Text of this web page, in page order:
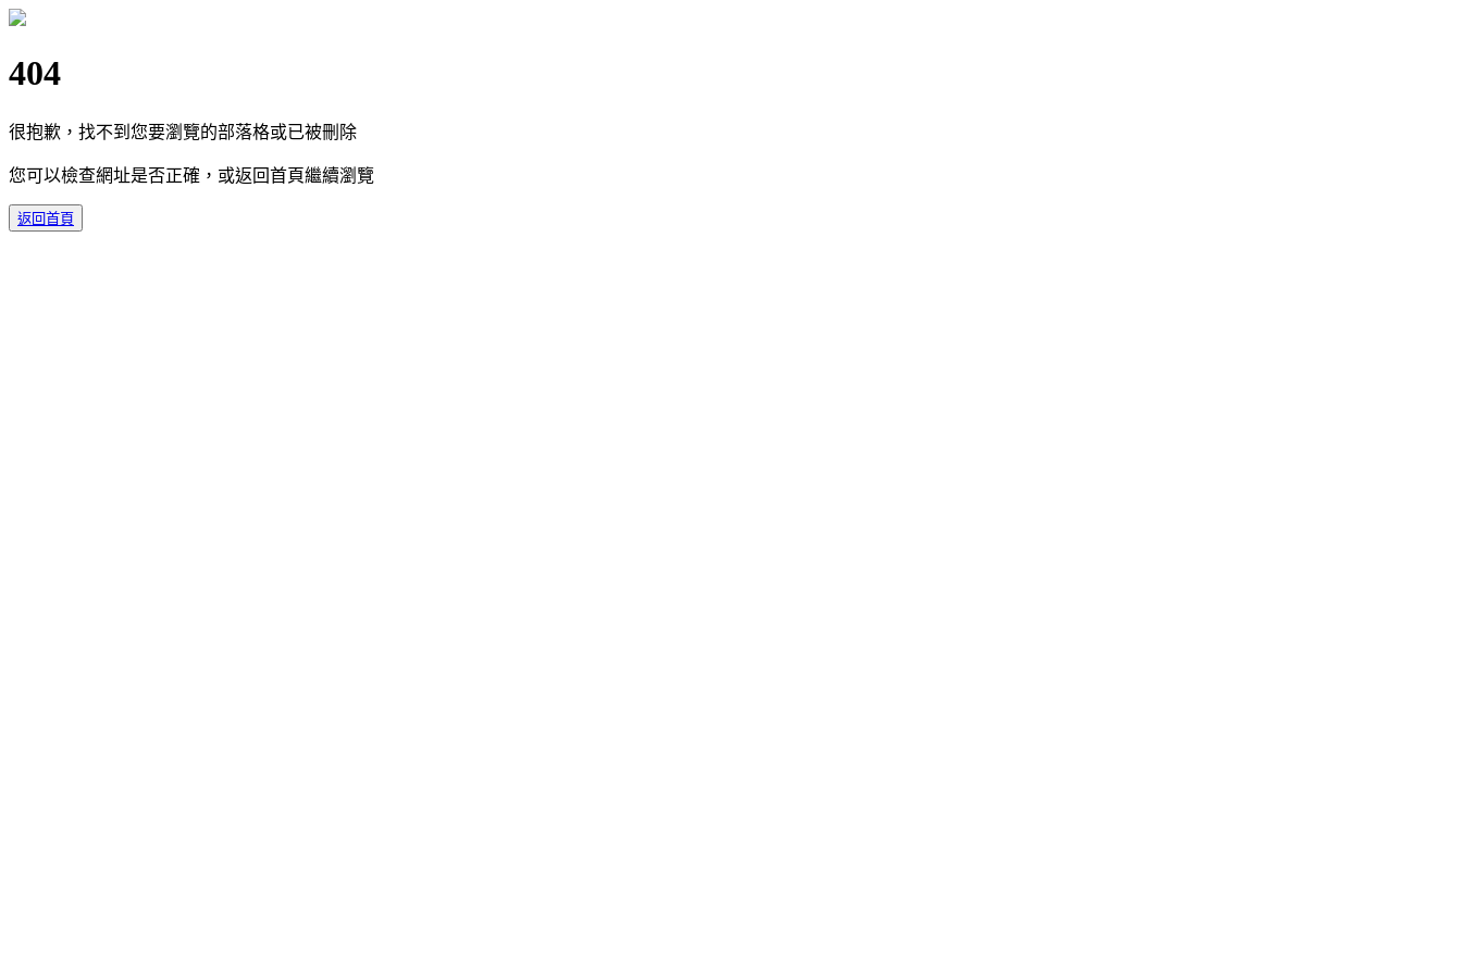
404
很抱歉，找不到您要瀏覽的部落格或已被刪除
您可以檢查網址是否正確，或返回首頁繼續瀏覽
返回首頁